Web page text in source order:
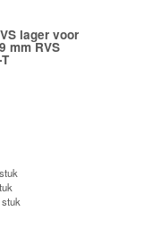
lager voor
mm RVS
stuk